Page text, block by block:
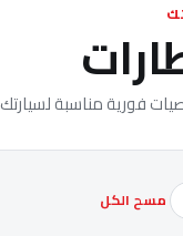
فورية مناسبة لسيارتك
مسح الكل